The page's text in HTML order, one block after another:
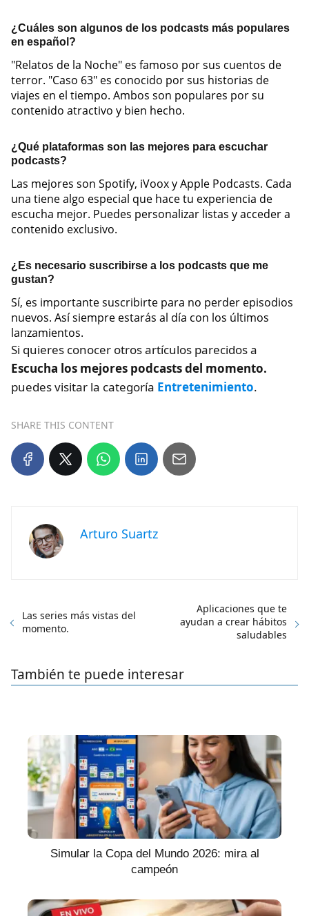
¿Cuáles son algunos de los podcasts más populares
en español?
"Relatos de la Noche" es famoso por sus cuentos de
terror. "Caso 63" es conocido por sus historias de
viajes en el tiempo. Ambos son populares por su
contenido atractivo y bien hecho.
¿Qué plataformas son las mejores para escuchar
podcasts?
Las mejores son Spotify, iVoox y Apple Podcasts. Cada
una tiene algo especial que hace tu experiencia de
escucha mejor. Puedes personalizar listas y acceder a
contenido exclusivo.
¿Es necesario suscribirse a los podcasts que me
gustan?
Sí, es importante suscribirte para no perder episodios
nuevos. Así siempre estarás al día con los últimos
lanzamientos.
Si quieres conocer otros artículos parecidos a
Escucha los mejores podcasts del momento.
puedes visitar la categoría Entretenimiento.
SHARE THIS CONTENT
Arturo Suartz
Las series más vistas del
momento.
Aplicaciones que te
ayudan a crear hábitos
saludables
También te puede interesar
Simular la Copa del Mundo 2026: mira al
campeón